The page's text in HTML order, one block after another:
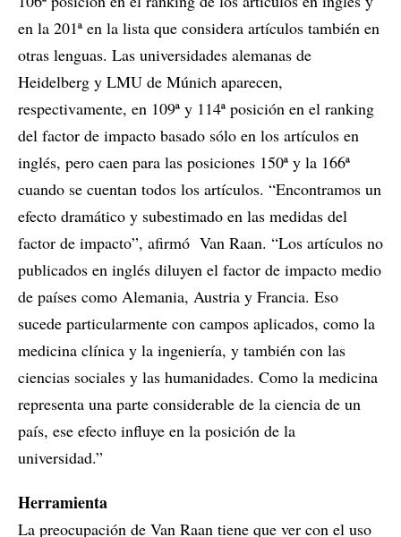
en la 201ª en la lista que considera artículos también en
otras lenguas. Las universidades alemanas de
Heidelberg y LMU de Múnich aparecen,
respectivamente, en 109ª y 114ª posición en el ranking
del factor de impacto basado sólo en los artículos en
inglés, pero caen para las posiciones 150ª y la 166ª
cuando se cuentan todos los artículos. “Encontramos un
efecto dramático y subestimado en las medidas del
factor de impacto”, afirmó Van Raan. “Los artículos no
publicados en inglés diluyen el factor de impacto medio
de países como Alemania, Austria y Francia. Eso
sucede particularmente con campos aplicados, como la
medicina clínica y la ingeniería, y también con las
ciencias sociales y las humanidades. Como la medicina
representa una parte considerable de la ciencia de un
país, ese efecto influye en la posición de la
universidad.”
Herramienta
La preocupación de Van Raan tiene que ver con el uso